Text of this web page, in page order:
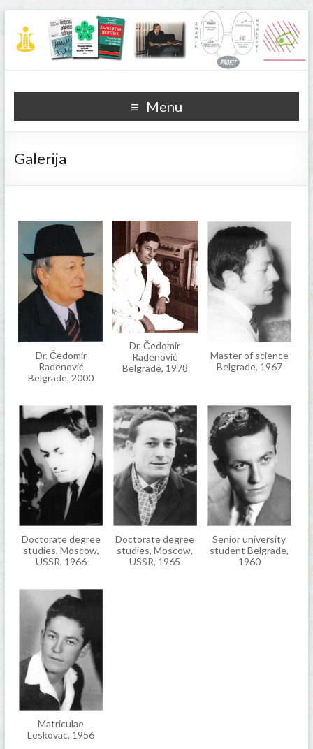
Menu
Galerija
Dr. Čedomir
Radenović
Belgrade, 2000
Dr. Čedomir
Radenović
Belgrade, 1978
Master of science
Belgrade, 1967
Doctorate degree
studies, Moscow,
USSR, 1966
Doctorate degree
studies, Moscow,
USSR, 1965
Senior university
student Belgrade,
1960
Matriculae
Leskovac, 1956